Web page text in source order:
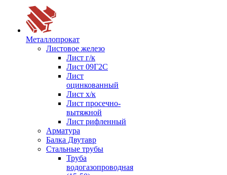
Металлопрокат
Листовое железо
Лист г/к
Лист 09Г2С
Лист
оцинкованный
Лист х/к
Лист просечно-
вытяжной
Лист рифленный
Арматура
Балка Двутавр
Стальные трубы
Труба
водогазопроводная